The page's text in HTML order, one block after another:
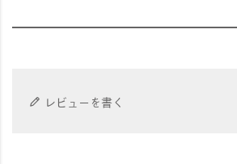
レビューを書く